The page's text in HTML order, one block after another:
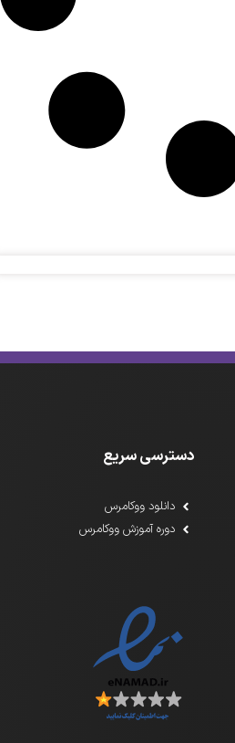
دسترسی سریع
دانلود ووکامرس
دوره آموزش ووکامرس